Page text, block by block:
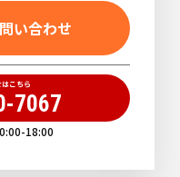
い合わせ
こちら
7067
18:00